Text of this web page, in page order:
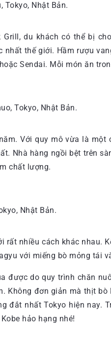
Tokyo, Nhật Bản.
du khách có thể bị
thế giới. Hầm rượu
Sendai. Mỗi món ăn
Tokyo, Nhật Bản.
Với quy mô vừa là
Nhà hàng ngồi bệt trên
chất lượng.
Nhật Bản.
rất nhiều cách khác
với miếng bò mỏng tái
được do quy trình chăn
Không đơn giản mà thịt
đắt nhất Tokyo hiện nay.
hảo hạng nhé!